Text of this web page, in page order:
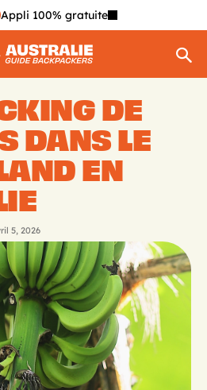
Appli 100% gratuite
DE
DANS LE
EN
5, 2026